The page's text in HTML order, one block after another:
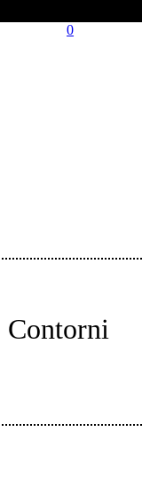
0
Contorni